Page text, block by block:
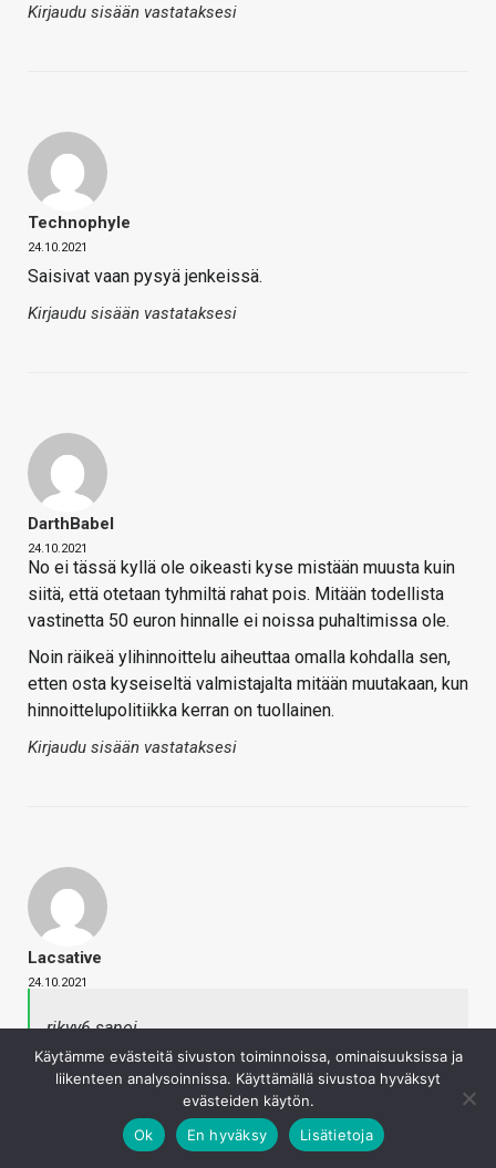
Kirjaudu sisään vastataksesi
Technophyle
24.10.2021
Saisivat vaan pysyä jenkeissä.
Kirjaudu sisään vastataksesi
DarthBabel
24.10.2021
No ei tässä kyllä ole oikeasti kyse mistään muusta kuin
siitä, että otetaan tyhmiltä rahat pois. Mitään todellista
vastinetta 50 euron hinnalle ei noissa puhaltimissa ole.
Noin räikeä ylihinnoittelu aiheuttaa omalla kohdalla sen,
etten osta kyseiseltä valmistajalta mitään muutakaan, kun
hinnoittelupolitiikka kerran on tuollainen.
Kirjaudu sisään vastataksesi
Lacsative
24.10.2021
rikyy6 sanoi
Tätä menoa konsoli on ”katu-uskottavampi”
pelikone, kun PC pelaaminen mielletään RGB-yrjöksi
ja Razerin kaltaisiksi ”pilopali” merkeiksi…
Napsauta laajentaaksesi…
Käytämme evästeitä sivuston toiminnoissa, ominaisuuksissa ja
liikenteen analysoinnissa. Käyttämällä sivustoa hyväksyt
evästeiden käytön.
Ok
En hyväksy Lisätietoja